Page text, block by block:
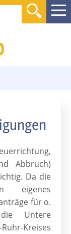
Abbruch)
Da die
eigenes
für o.
Untere
Kreises